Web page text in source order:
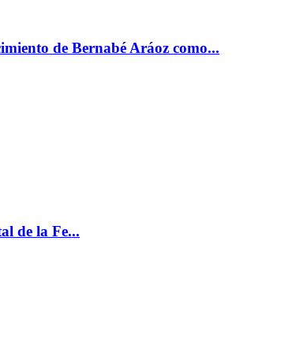
de Bernabé Aráoz como...
de la Fe...